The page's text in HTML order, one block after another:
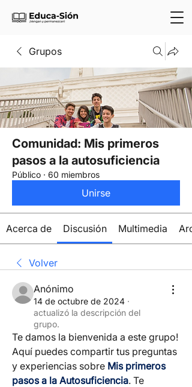
Grupos
Comunidad: Mis primeros
pasos a la autosuficiencia
Público · 60 miembros
Unirse
Acerca de Discusión Multimedia
Volver
Anónimo
14 de octubre de 2024 ·
actualizó la descripción del
grupo.
Te damos la bienvenida a este grupo!
Aquí puedes compartir tus preguntas
y experiencias sobre Mis primeros
pasos a la Autosuficiencia. Te